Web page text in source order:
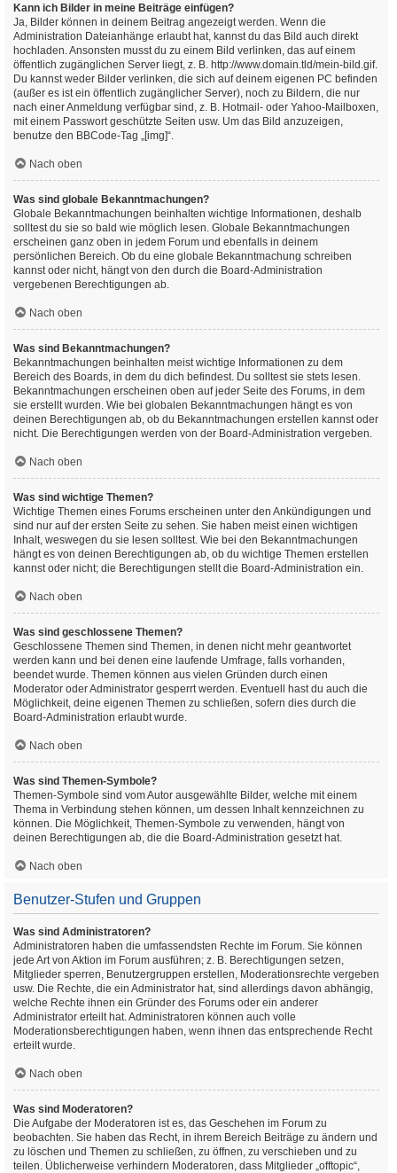
Kann ich Bilder in meine Beiträge einfügen?
Ja, Bilder können in deinem Beitrag angezeigt werden. Wenn die
Administration Dateianhänge erlaubt hat, kannst du das Bild auch direkt
hochladen. Ansonsten musst du zu einem Bild verlinken, das auf einem
öffentlich zugänglichen Server liegt, z. B. http://www.domain.tld/mein-bild.gif.
Du kannst weder Bilder verlinken, die sich auf deinem eigenen PC befinden
(außer es ist ein öffentlich zugänglicher Server), noch zu Bildern, die nur
nach einer Anmeldung verfügbar sind, z. B. Hotmail- oder Yahoo-Mailboxen,
mit einem Passwort geschützte Seiten usw. Um das Bild anzuzeigen,
benutze den BBCode-Tag „[img]“.
Nach oben
Was sind globale Bekanntmachungen?
Globale Bekanntmachungen beinhalten wichtige Informationen, deshalb
solltest du sie so bald wie möglich lesen. Globale Bekanntmachungen
erscheinen ganz oben in jedem Forum und ebenfalls in deinem
persönlichen Bereich. Ob du eine globale Bekanntmachung schreiben
kannst oder nicht, hängt von den durch die Board-Administration
vergebenen Berechtigungen ab.
Nach oben
Was sind Bekanntmachungen?
Bekanntmachungen beinhalten meist wichtige Informationen zu dem
Bereich des Boards, in dem du dich befindest. Du solltest sie stets lesen.
Bekanntmachungen erscheinen oben auf jeder Seite des Forums, in dem
sie erstellt wurden. Wie bei globalen Bekanntmachungen hängt es von
deinen Berechtigungen ab, ob du Bekanntmachungen erstellen kannst oder
nicht. Die Berechtigungen werden von der Board-Administration vergeben.
Nach oben
Was sind wichtige Themen?
Wichtige Themen eines Forums erscheinen unter den Ankündigungen und
sind nur auf der ersten Seite zu sehen. Sie haben meist einen wichtigen
Inhalt, weswegen du sie lesen solltest. Wie bei den Bekanntmachungen
hängt es von deinen Berechtigungen ab, ob du wichtige Themen erstellen
kannst oder nicht; die Berechtigungen stellt die Board-Administration ein.
Nach oben
Was sind geschlossene Themen?
Geschlossene Themen sind Themen, in denen nicht mehr geantwortet
werden kann und bei denen eine laufende Umfrage, falls vorhanden,
beendet wurde. Themen können aus vielen Gründen durch einen
Moderator oder Administrator gesperrt werden. Eventuell hast du auch die
Möglichkeit, deine eigenen Themen zu schließen, sofern dies durch die
Board-Administration erlaubt wurde.
Nach oben
Was sind Themen-Symbole?
Themen-Symbole sind vom Autor ausgewählte Bilder, welche mit einem
Thema in Verbindung stehen können, um dessen Inhalt kennzeichnen zu
können. Die Möglichkeit, Themen-Symbole zu verwenden, hängt von
deinen Berechtigungen ab, die die Board-Administration gesetzt hat.
Nach oben
Benutzer-Stufen und Gruppen
Was sind Administratoren?
Administratoren haben die umfassendsten Rechte im Forum. Sie können
jede Art von Aktion im Forum ausführen; z. B. Berechtigungen setzen,
Mitglieder sperren, Benutzergruppen erstellen, Moderationsrechte vergeben
usw. Die Rechte, die ein Administrator hat, sind allerdings davon abhängig,
welche Rechte ihnen ein Gründer des Forums oder ein anderer
Administrator erteilt hat. Administratoren können auch volle
Moderationsberechtigungen haben, wenn ihnen das entsprechende Recht
erteilt wurde.
Nach oben
Was sind Moderatoren?
Die Aufgabe der Moderatoren ist es, das Geschehen im Forum zu
beobachten. Sie haben das Recht, in ihrem Bereich Beiträge zu ändern und
zu löschen und Themen zu schließen, zu öffnen, zu verschieben und zu
teilen. Üblicherweise verhindern Moderatoren, dass Mitglieder „offtopic“,